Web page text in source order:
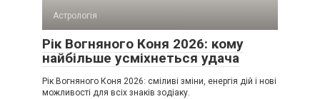
Астрологія
Рік Вогняного Коня 2026: кому
найбільше усміхнеться удача
Рік Вогняного Коня 2026: сміливі зміни, енергія дій і нові
можливості для всіх знаків зодіаку.